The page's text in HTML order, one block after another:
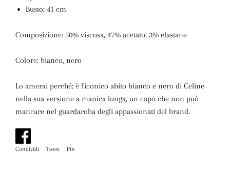
Busto: 41 cm
Composizione: 50% viscosa, 47% acetato, 3% elastane
Colore: bianco, nero
Lo amerai perché: è l'iconico abito bianco e nero di Celine
nella sua versione a manica lunga, un capo che non può
mancare nel guardaroba degli appassionati del brand.
Condividi
Condividi
Tweet
Twitta
Pin